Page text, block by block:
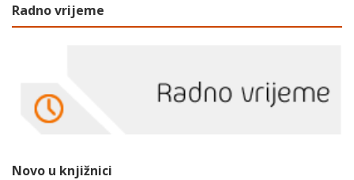
Radno vrijeme
Novo u knjižnici